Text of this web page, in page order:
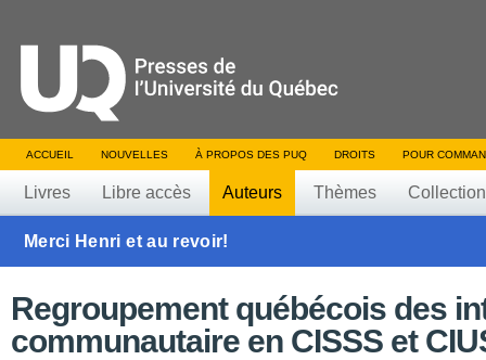
ACCUEIL NOUVELLES À PROPOS DES PUQ DROITS POUR
Livres Libre accès Auteurs Thèmes
Merci Henri et au revoir!
Regroupement québécois des
communautaire en CISSS et